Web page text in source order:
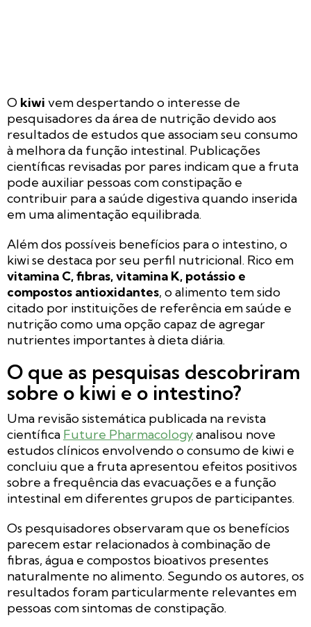
O kiwi vem despertando o interesse de
pesquisadores da área de nutrição devido aos
resultados de estudos que associam seu consumo
à melhora da função intestinal. Publicações
científicas revisadas por pares indicam que a fruta
pode auxiliar pessoas com constipação e
contribuir para a saúde digestiva quando inserida
em uma alimentação equilibrada.
Além dos possíveis benefícios para o intestino, o
kiwi se destaca por seu perfil nutricional. Rico em
vitamina C, fibras, vitamina K, potássio e
compostos antioxidantes, o alimento tem sido
citado por instituições de referência em saúde e
nutrição como uma opção capaz de agregar
nutrientes importantes à dieta diária.
O que as pesquisas descobriram
sobre o kiwi e o intestino?
Uma revisão sistemática publicada na revista
científica Future Pharmacologyanalisou nove
estudos clínicos envolvendo o consumo de kiwi e
concluiu que a fruta apresentou efeitos positivos
sobre a frequência das evacuações e a função
intestinal em diferentes grupos de participantes.
Os pesquisadores observaram que os benefícios
parecem estar relacionados à combinação de
fibras, água e compostos bioativos presentes
naturalmente no alimento. Segundo os autores, os
resultados foram particularmente relevantes em
pessoas com sintomas de constipação.